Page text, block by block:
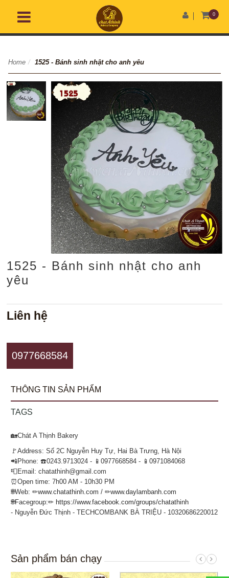
0
Home / 1525 - Bánh sinh nhật cho anh yêu
1525 - Bánh sinh nhật cho anh
yêu
Liên hệ
0977668584
THÔNG TIN SẢN PHẨM
TAGS
🏡Chát A Thịnh Bakery
🚩Address: Số 2C Nguyễn Huy Tự, Hai Bà Trưng, Hà Nội
📲Phone: ☎️0243.9713024 - 📱0977668584 - 📱0971084068
📮Email: chatathinh@gmail.com
⏰Open time: 7h00 AM - 10h30 PM
🌐Web: ✏www.chatathinh.com / ✏www.daylambanh.com
🌐Facegroup:✏ https://www.facebook.com/groups/chatathinh
- Nguyễn Đức Thịnh - TECHCOMBANK BÀ TRIỆU - 10320686220012
Sản phẩm bán chạy